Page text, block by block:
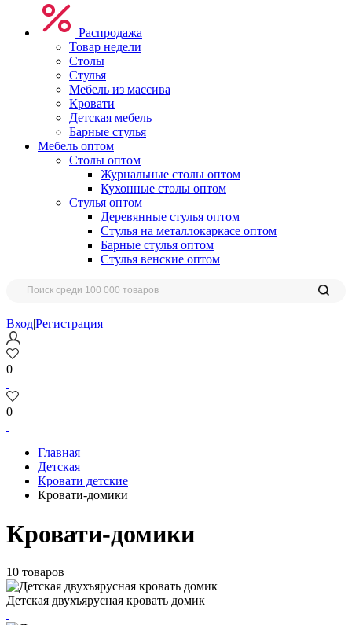
Распродажа
Товар недели
Столы
Стулья
Мебель из массива
Кровати
Детская мебель
Барные стулья
Мебель оптом
Столы оптом
Журнальные столы оптом
Кухонные столы оптом
Стулья оптом
Деревянные стулья оптом
Стулья на металлокаркасе оптом
Барные стулья оптом
Стулья венские оптом
Вход|Регистрация
0
0
Главная
Детская
Кровати детские
Кровати-домики
Кровати-домики
10 товаров
Детская двухъярусная кровать домик